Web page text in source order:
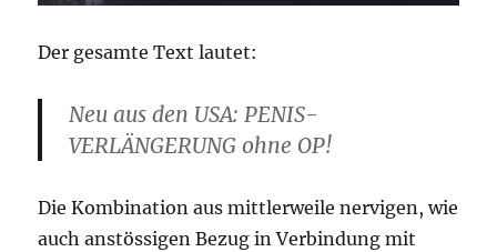
Der gesamte Text lautet:
Neu aus den USA: PENIS-
VERLÄNGERUNG ohne OP!
Die Kombination aus mittlerweile nervigen, wie
auch anstössigen Bezug in Verbindung mit